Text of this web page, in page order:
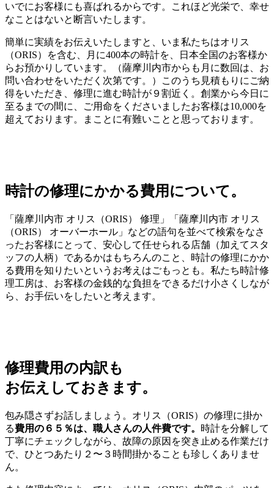
いでにお客様にも喜ばれるからです。これほど光栄で、幸せ
なことはないと断言いたします。
簡単に実績をお伝えいたしますと、いま私たちはオリス
（ORIS）を含む、月に400本の時計を、日本全国のお客様か
らお預かりしています。（薩摩川内市からも月に数回は、お
問い合わせをいただく次第です。）このうち見積もりにご納
得をいただき、修理に進む時計が９割近く。創業から今日に
至るまでの間に、ご用命をくださいましたお客様は10,000を
超えております。まことに有難いことと思っております。
時計の修理にかかる費用について。
「薩摩川内市 オリス（ORIS） 修理」「薩摩川内市 オリス
（ORIS） オーバーホール」などの語句を並べて検索をなさ
ったお客様にとって、安心して任せられる店舗（加えてスタ
ッフの人柄）であるかはもちろんのこと、時計の修理にかか
る費用を知りたいというお考えはごもっとも。私たち時計修
理工房は、お客様の金銭的な負担をできるだけ小さくしなが
ら、お手伝いをしたいと考えます。
修理費用の内訳も
お伝えしておきます。
包み隠さずお話しましょう。オリス（ORIS）の修理に掛か
る費用の６５％は、職人さんの人件費です。 時計を分解して
丁寧にチェックしながら、故障の原因を突き止める作業だけ
で、ひとつあたり２〜３時間掛かることも珍しくありませ
ん。